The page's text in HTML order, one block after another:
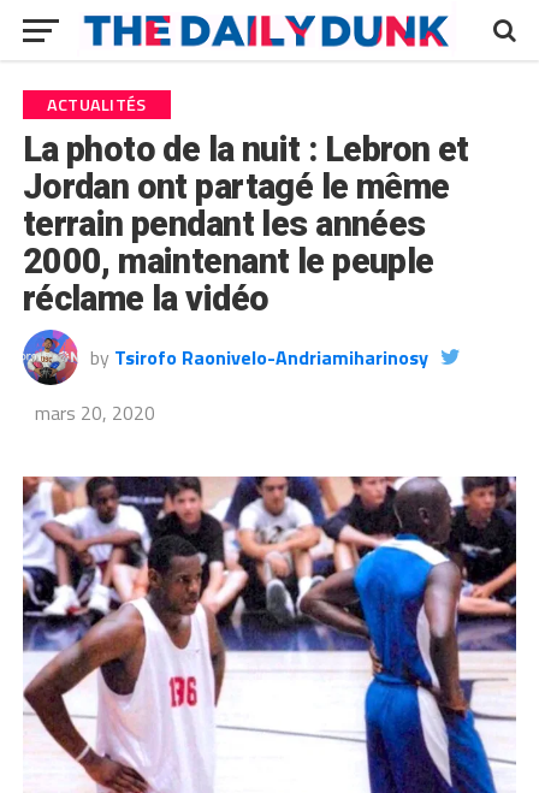
ACTUALITÉS
La photo de la nuit : Lebron et
Jordan ont partagé le même
terrain pendant les années
2000, maintenant le peuple
réclame la vidéo
by Tsirofo Raonivelo-Andriamiharinosy
mars 20, 2020